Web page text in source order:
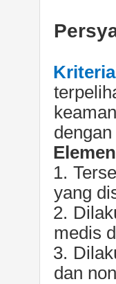
1.
yang
2.
medis
3.
dan